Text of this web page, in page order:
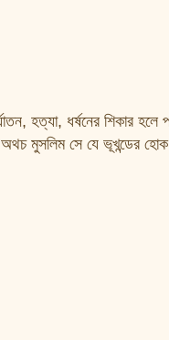
হত্যা, ধর্ষনের শিকার হলে
অথচ মুসলিম সে যে ভূখন্ডের